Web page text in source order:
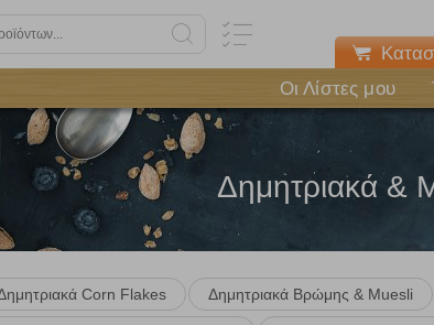
Οι Λίστες μου
Δημητριακά &
Corn Flakes Δημητριακά Βρώμης & Muesli